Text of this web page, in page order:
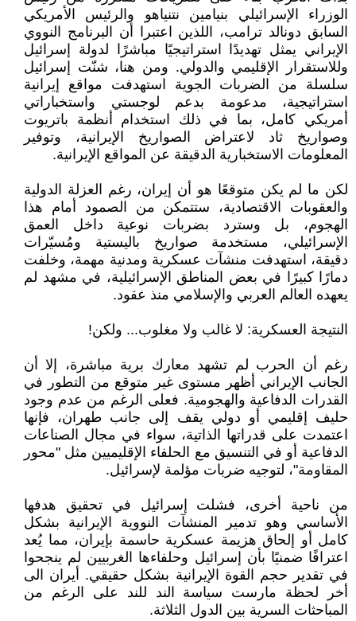
الوزراء الإسرائيلي بنيامين نتنياهو والرئيس الأمريكي
السابق دونالد ترامب، اللذين اعتبرا أن البرنامج النووي
الإيراني يمثل تهديدًا استراتيجيًا مباشرًا لدولة إسرائيل
وللاستقرار الإقليمي والدولي. ومن هنا، شنّت إسرائيل
سلسلة من الضربات الجوية استهدفت مواقع إيرانية
استراتيجية، مدعومة بدعم لوجستي واستخباراتي
أمريكي كامل، بما في ذلك استخدام أنظمة باتريوت
وصواريخ ثاد لاعتراض الصواريخ الإيرانية، وتوفير
المعلومات الاستخبارية الدقيقة عن المواقع الإيرانية.
لكن ما لم يكن متوقعًا هو أن إيران، رغم العزلة الدولية
والعقوبات الاقتصادية، ستتمكن من الصمود أمام هذا
الهجوم، بل وسترد بضربات نوعية داخل العمق
الإسرائيلي، مستخدمة صواريخ باليستية ومُسيّرات
دقيقة، استهدفت منشآت عسكرية ومدنية مهمة، وخلفت
دمارًا كبيرًا في بعض المناطق الإسرائيلية، في مشهد لم
يعهده العالم العربي والإسلامي منذ عقود.
النتيجة العسكرية: لا غالب ولا مغلوب... ولكن!
رغم أن الحرب لم تشهد معارك برية مباشرة، إلا أن
الجانب الإيراني أظهر مستوى غير متوقع من التطور في
القدرات الدفاعية والهجومية. فعلى الرغم من عدم وجود
حليف إقليمي أو دولي يقف إلى جانب طهران، فإنها
اعتمدت على قدراتها الذاتية، سواء في مجال الصناعات
الدفاعية أو في التنسيق مع الحلفاء الإقليميين مثل "محور
المقاومة"، لتوجيه ضربات مؤلمة لإسرائيل.
من ناحية أخرى، فشلت إسرائيل في تحقيق هدفها
الأساسي وهو تدمير المنشآت النووية الإيرانية بشكل
كامل أو إلحاق هزيمة عسكرية حاسمة بإيران، مما يُعد
اعترافًا ضمنيًا بأن إسرائيل وحلفاءها الغربيين لم ينجحوا
في تقدير حجم القوة الإيرانية بشكل حقيقي. أيران الى
أخر لحظة مارست سياسة الند للند على الرغم من
المباحثات السرية بين الدول الثلاثة.